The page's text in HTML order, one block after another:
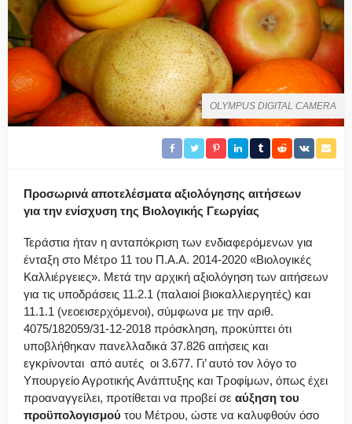
OLYMPUS DIGITAL CAMERA
Προσωρινά αποτελέσματα αξιολόγησης αιτήσεων
για την ενίσχυση της Βιολογικής Γεωργίας
Τεράστια ήταν η ανταπόκριση των ενδιαφερόμενων για
ένταξη στο Μέτρο 11 του Π.Α.Α. 2014-2020 «Βιολογικές
Καλλιέργειες». Μετά την αρχική αξιολόγηση των αιτήσεων
για τις υποδράσεις 11.2.1 (παλαιοί βιοκαλλιεργητές) και
11.1.1 (νεοεισερχόμενοι), σύμφωνα με την αριθ.
4075/182059/31-12-2018 πρόσκληση, προκύπτει ότι
υποβλήθηκαν πανελλαδικά 37.826 αιτήσεις και
εγκρίνονται από αυτές οι 3.677. Γι’ αυτό τον λόγο το
Υπουργείο Αγροτικής Ανάπτυξης και Τροφίμων, όπως έχει
προαναγγείλει, προτίθεται να προβεί σε αύξηση του
προϋπολογισμού του Μέτρου, ώστε να καλυφθούν όσο